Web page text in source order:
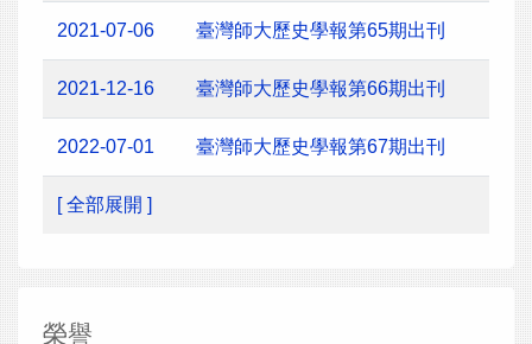
2021-07-06 臺灣師大歷史學報第65期出刊
2021-12-16 臺灣師大歷史學報第66期出刊
2022-07-01 臺灣師大歷史學報第67期出刊
[ 全部展開 ]
榮譽